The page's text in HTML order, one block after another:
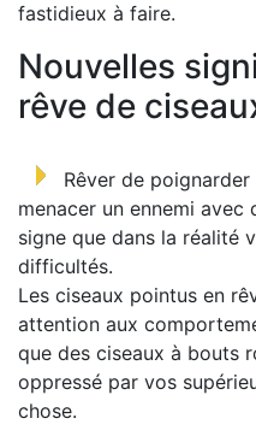
fastidieux à faire.
Nouvelles
rêve de
Rêver de
menacer un ennemi avec
signe que dans la réalité
difficultés.
Les ciseaux pointus en
attention aux
que des ciseaux à bouts
oppressé par vos
chose.